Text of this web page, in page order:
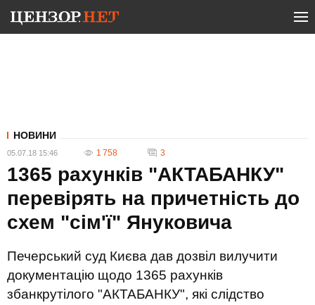
НОВИНИ
05.07.18 15:46 1 758 3
1365 рахунків "АКТАБАНКУ"
перевірять на причетність до
схем "сім'ї" Януковича
Печерський суд Києва дав дозвіл вилучити
документацію щодо 1365 рахунків
збанкрутілого "АКТАБАНКУ", які слідство